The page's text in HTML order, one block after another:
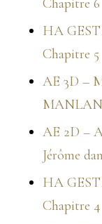
Chapitre 6
HA
Chapitre 5
AE 3D –
AE 2D –
Jérôme
HA
Chapitre 4